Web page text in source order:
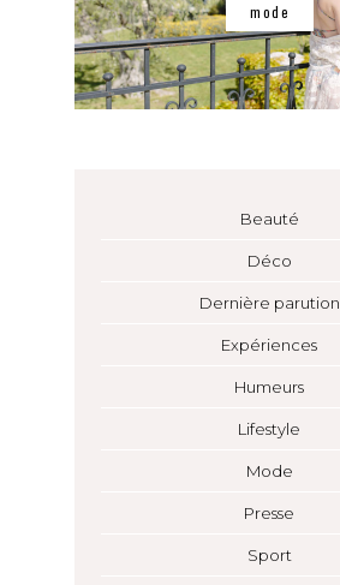
mode
Beauté
Déco
Dernière parution
Expériences
Humeurs
Lifestyle
Mode
Presse
Sport